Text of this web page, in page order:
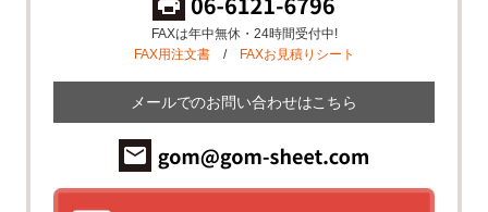
FAXは年中無休・24時間受付中!
FAX用注文書/ FAXお見積りシート
メールでのお問い合わせはこちら